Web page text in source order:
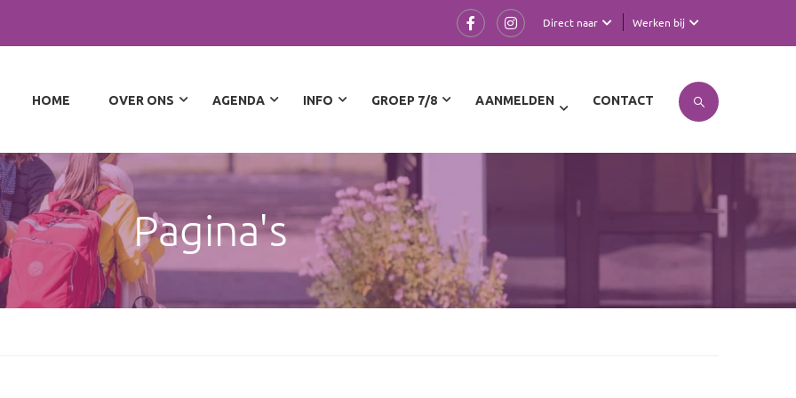
Werken bij
Direct naar
HOME OVER ONS AGENDA INFO GROEP 7/8 AANMELDEN CONTACT
Pagina's